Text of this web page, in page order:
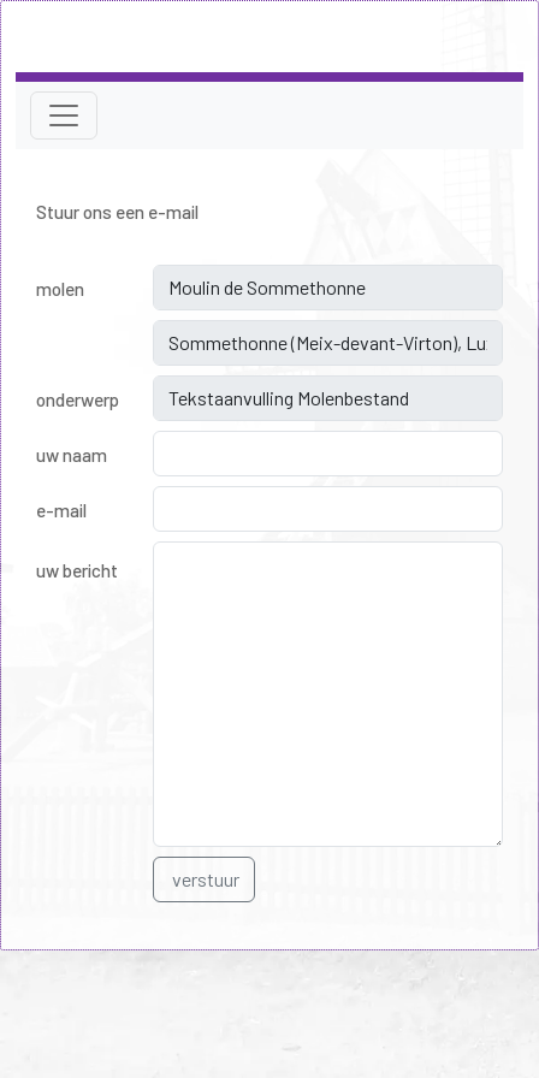
Stuur ons een e-mail
molen
onderwerp
uw naam
e-mail
uw bericht